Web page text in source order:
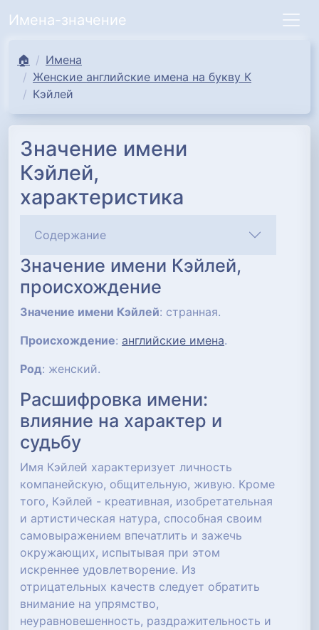
Имена-значение
🏠
Имена
Женские английские имена на букву К
Кэйлей
Значение имени
Кэйлей,
характеристика
Содержание
Значение имени Кэйлей,
происхождение
Значение имени Кэйлей: странная.
Происхождение: английские имена.
Род: женский.
Расшифровка имени:
влияние на характер и
судьбу
Имя Кэйлей характеризует личность
компанейскую, общительную, живую. Кроме
того, Кэйлей - креативная, изобретательная
и артистическая натура, способная своим
самовыражением впечатлить и зажечь
окружающих, испытывая при этом
искреннее удовлетворение. Из
отрицательных качеств следует обратить
внимание на упрямство,
неуравновешенность, раздражительность и